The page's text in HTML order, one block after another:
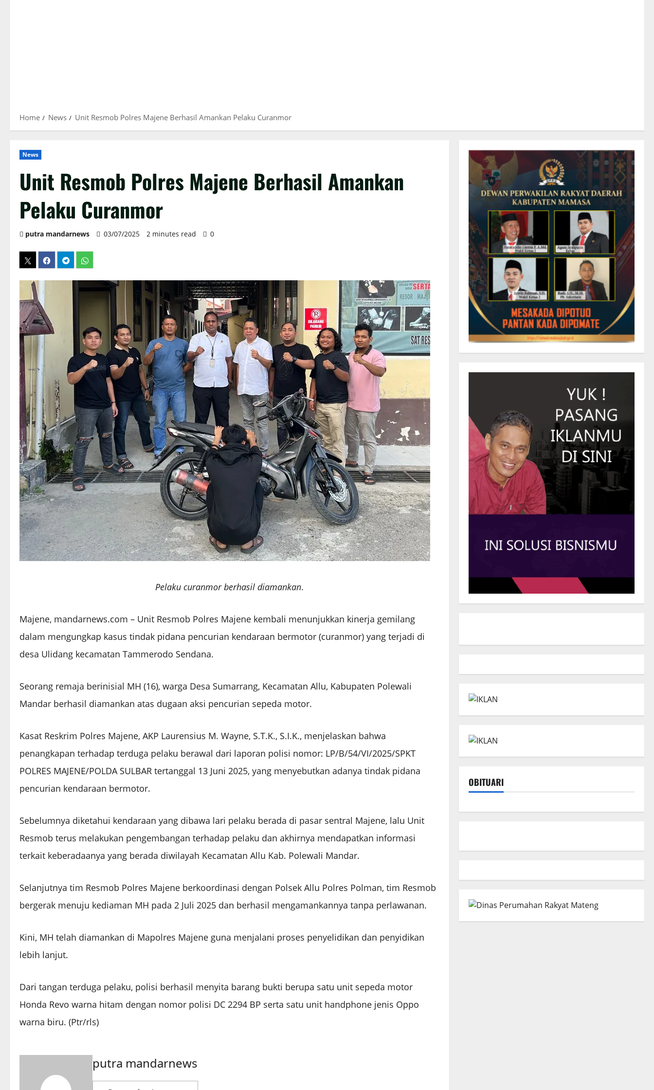
Home News Unit Resmob Polres Majene Berhasil Amankan Pelaku Curanmor
News
Unit Resmob Polres Majene Berhasil Amankan
Pelaku Curanmor
putra mandarnews 03/07/2025 2 minutes read 0
Pelaku curanmor berhasil diamankan.
Majene, mandarnews.com – Unit Resmob Polres Majene kembali menunjukkan kinerja gemilang
dalam mengungkap kasus tindak pidana pencurian kendaraan bermotor (curanmor) yang terjadi di
desa Ulidang kecamatan Tammerodo Sendana.
Seorang remaja berinisial MH (16), warga Desa Sumarrang, Kecamatan Allu, Kabupaten Polewali
Mandar berhasil diamankan atas dugaan aksi pencurian sepeda motor.
Kasat Reskrim Polres Majene, AKP Laurensius M. Wayne, S.T.K., S.I.K., menjelaskan bahwa
penangkapan terhadap terduga pelaku berawal dari laporan polisi nomor: LP/B/54/VI/2025/SPKT
POLRES MAJENE/POLDA SULBAR tertanggal 13 Juni 2025, yang menyebutkan adanya tindak pidana
pencurian kendaraan bermotor.
Sebelumnya diketahui kendaraan yang dibawa lari pelaku berada di pasar sentral Majene, lalu Unit
Resmob terus melakukan pengembangan terhadap pelaku dan akhirnya mendapatkan informasi
terkait keberadaanya yang berada diwilayah Kecamatan Allu Kab. Polewali Mandar.
Selanjutnya tim Resmob Polres Majene berkoordinasi dengan Polsek Allu Polres Polman, tim Resmob
bergerak menuju kediaman MH pada 2 Juli 2025 dan berhasil mengamankannya tanpa perlawanan.
Kini, MH telah diamankan di Mapolres Majene guna menjalani proses penyelidikan dan penyidikan
lebih lanjut.
Dari tangan terduga pelaku, polisi berhasil menyita barang bukti berupa satu unit sepeda motor
Honda Revo warna hitam dengan nomor polisi DC 2294 BP serta satu unit handphone jenis Oppo
warna biru. (Ptr/rls)
putra mandarnews
OBITUARI